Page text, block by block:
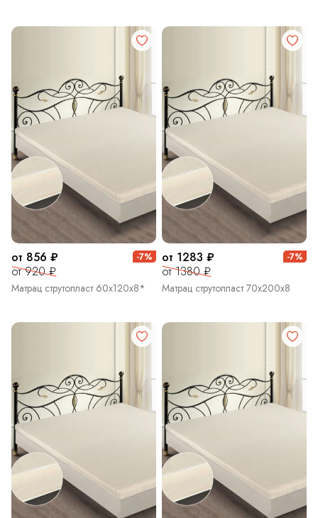
от 856 ₽
от 920 ₽
-7%
Матрац струтопласт 60х120х8*
от 1283 ₽
от 1380 ₽
-7%
Матрац струтопласт 70х200х8